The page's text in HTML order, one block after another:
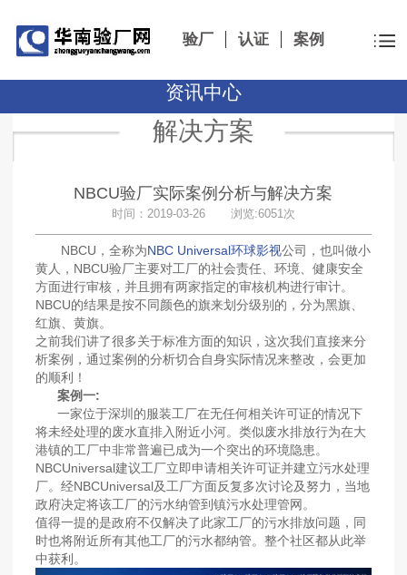
验厂 认证 案例
资讯中心
解决方案
NBCU验厂实际案例分析与解决方案
时间：2019-03-26 浏览:6051次
NBCU，全称为NBC Universal环球影视公司，也叫做小
黄人，NBCU验厂主要对工厂的社会责任、环境、健康安全
方面进行审核，并且拥有两家指定的审核机构进行审计。
NBCU的结果是按不同颜色的旗来划分级别的，分为黑旗、
红旗、黄旗。
之前我们讲了很多关于标准方面的知识，这次我们直接来分
析案例，通过案例的分析切合自身实际情况来整改，会更加
的顺利！
案例一:
一家位于深圳的服装工厂在无任何相关许可证的情况下
将未经处理的废水直排入附近小河。类似废水排放行为在大
港镇的工厂中非常普遍已成为一个突出的环境隐患。
NBCUniversal建议工厂立即申请相关许可证并建立污水处理
厂。经NBCUniversal及工厂方面反复多次讨论及努力，当地
政府决定将该工厂的污水纳管到镇污水处理管网。
值得一提的是政府不仅解决了此家工厂的污水排放问题，同
时也将附近所有其他工厂的污水都纳管。整个社区都从此举
中获利。